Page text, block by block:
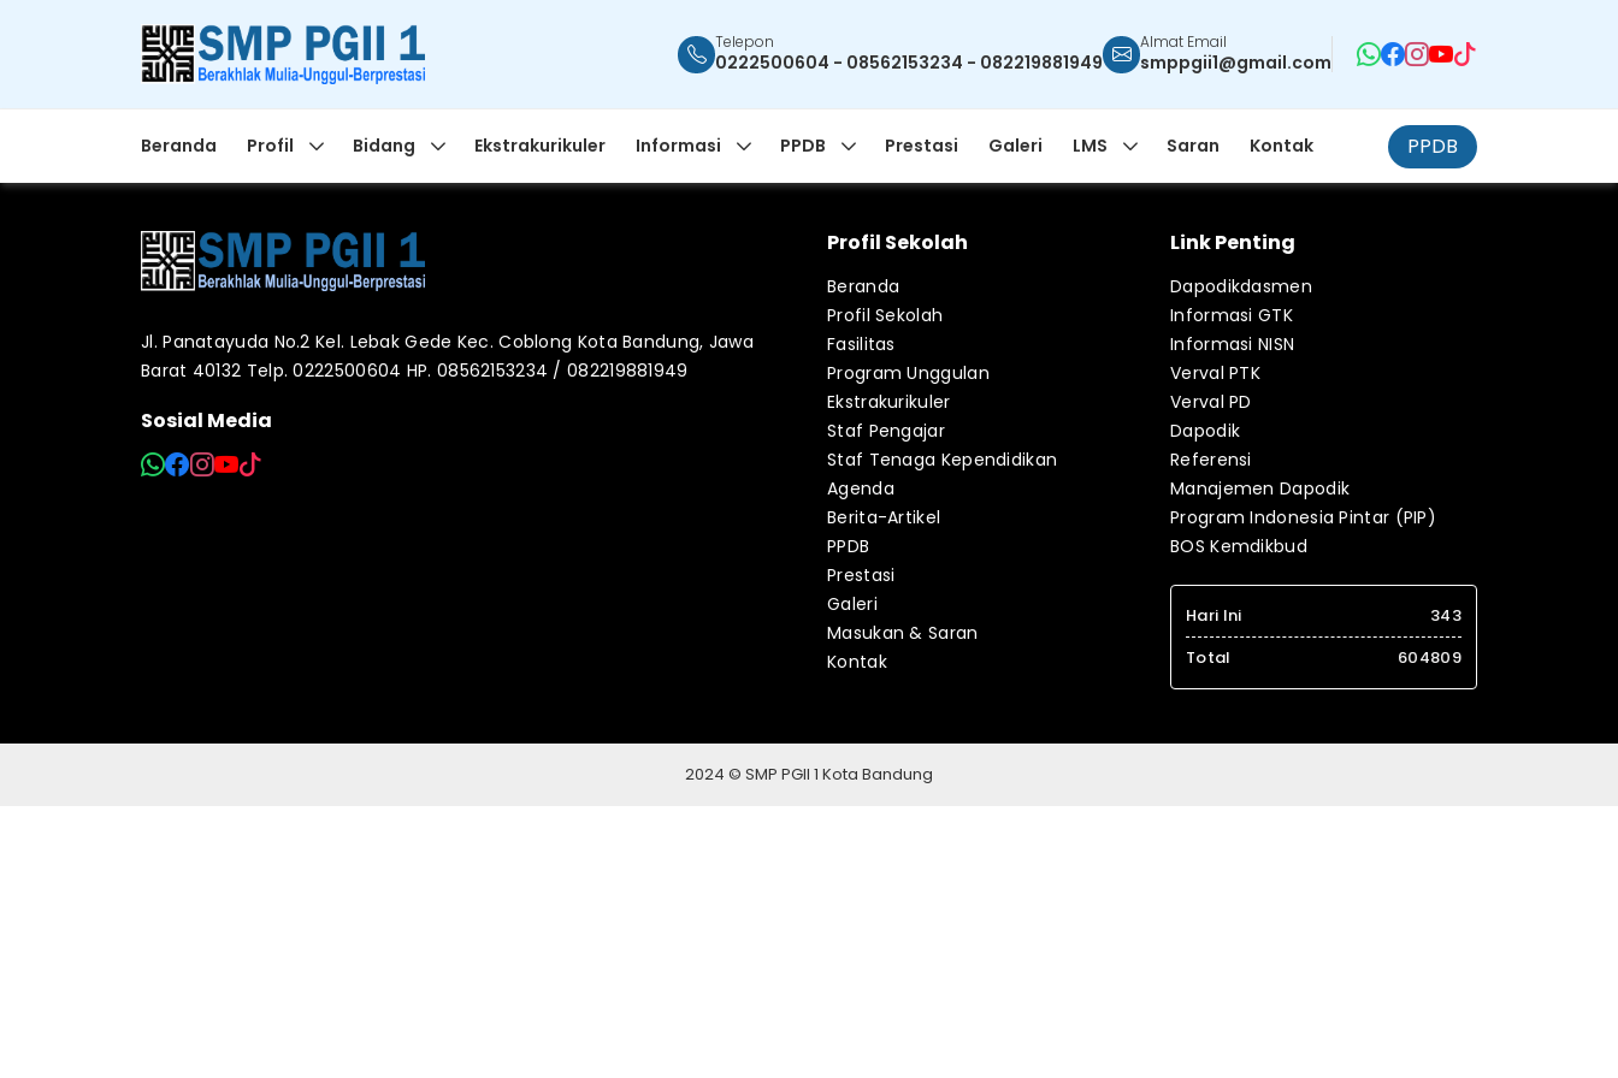
Telepon
0222500604 - 08562153234 - 082219881949
Almat Email
smppgii1@gmail.com
Beranda Profil Bidang Ekstrakurikuler Informasi PPDB Prestasi Galeri LMS Saran Kontak PPDB
Jl. Panatayuda No.2 Kel. Lebak Gede Kec. Coblong Kota Bandung, Jawa
Barat 40132 Telp. 0222500604 HP. 08562153234 / 082219881949
Sosial Media
Profil Sekolah
Beranda
Profil Sekolah
Fasilitas
Program Unggulan
Ekstrakurikuler
Staf Pengajar
Staf Tenaga Kependidikan
Agenda
Berita-Artikel
PPDB
Prestasi
Galeri
Masukan & Saran
Kontak
Link Penting
Dapodikdasmen
Informasi GTK
Informasi NISN
Verval PTK
Verval PD
Dapodik
Referensi
Manajemen Dapodik
Program Indonesia Pintar (PIP)
BOS Kemdikbud
Hari Ini
343
Total
604809
2024 © SMP PGII 1 Kota Bandung